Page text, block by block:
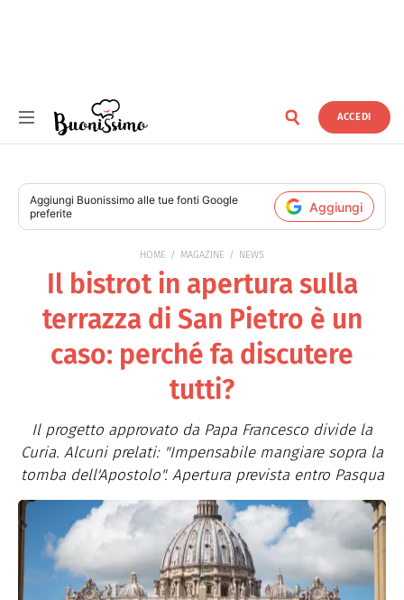
ACCEDI
Aggiungi Buonissimo alle tue fonti Google
preferite
Aggiungi
HOME MAGAZINE NEWS
Il bistrot in apertura sulla
terrazza di San Pietro è un
caso: perché fa discutere
tutti?
Il progetto approvato da Papa Francesco divide la
Curia. Alcuni prelati: "Impensabile mangiare sopra la
tomba dell'Apostolo". Apertura prevista entro Pasqua